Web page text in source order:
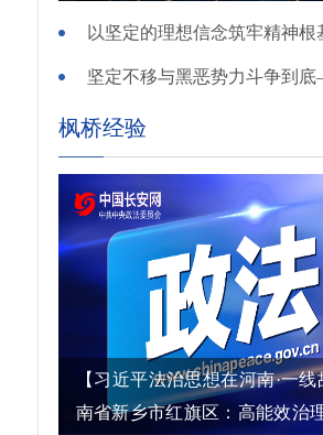
枫桥经验
【习近平法治思想在河南·一
南省新乡市红旗区：高能效治